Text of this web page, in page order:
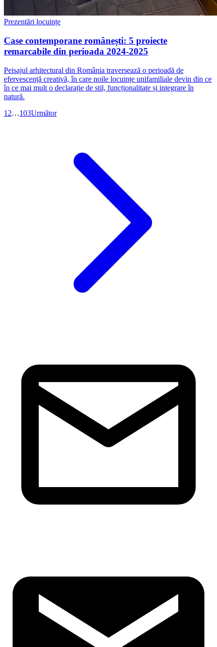
Prezentări locuințe
Case contemporane românești: 5 proiecte
remarcabile din perioada 2024-2025
Peisajul arhitectural din România traversează o perioadă de
efervescență creativă, în care noile locuințe unifamiliale devin din ce
în ce mai mult o declarație de stil, funcționalitate și integrare în
natură.
1 2…103Următor